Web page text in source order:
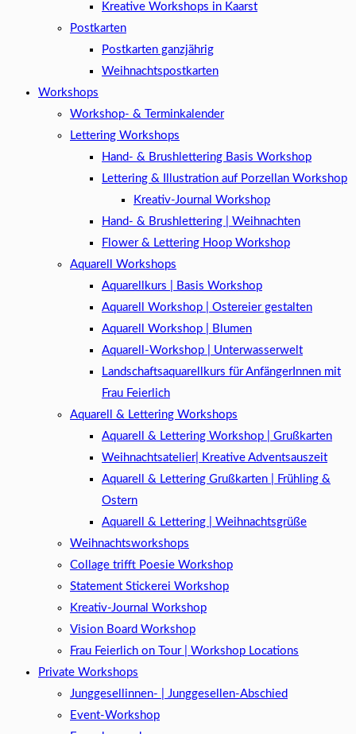
Kreative Workshops in Kaarst
Postkarten
Postkarten ganzjährig
Weihnachtspostkarten
Workshops
Workshop- & Terminkalender
Lettering Workshops
Hand- & Brushlettering Basis Workshop
Lettering & Illustration auf Porzellan Workshop
Kreativ-Journal Workshop
Hand- & Brushlettering | Weihnachten
Flower & Lettering Hoop Workshop
Aquarell Workshops
Aquarellkurs | Basis Workshop
Aquarell Workshop | Ostereier gestalten
Aquarell Workshop | Blumen
Aquarell-Workshop | Unterwasserwelt
Landschaftsaquarellkurs für AnfängerInnen mit
Frau Feierlich
Aquarell & Lettering Workshops
Aquarell & Lettering Workshop | Grußkarten
Weihnachtsatelier| Kreative Adventsauszeit
Aquarell & Lettering Grußkarten | Frühling &
Ostern
Aquarell & Lettering | Weihnachtsgrüße​
Weihnachtsworkshops
Collage trifft Poesie Workshop
Statement Stickerei Workshop
Kreativ-Journal Workshop
Vision Board Workshop
Frau Feierlich on Tour | Workshop Locations
Private Workshops
Junggesellinnen- | Junggesellen-Abschied
Event-Workshop